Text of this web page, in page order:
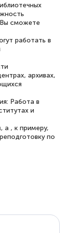
мне
детали.
время
ни на
сможете
работать в
архивах,
Работа в
и
а , к примеру,
по